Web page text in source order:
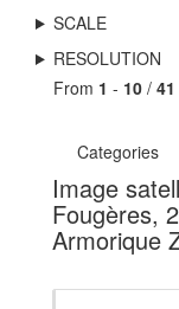
SCALE
RESOLUTION
From 1 - 10 / 41
Categories
Image
Fougères,
Armorique